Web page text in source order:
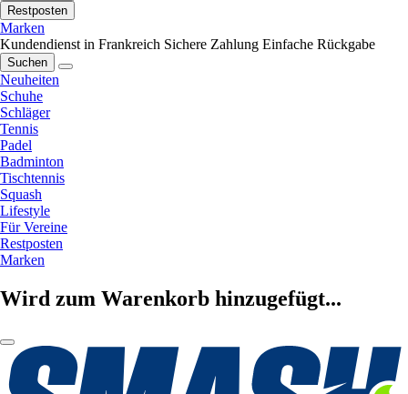
Restposten
Marken
Kundendienst in Frankreich Sichere Zahlung Einfache Rückgabe
Suchen
Neuheiten
Schuhe
Schläger
Tennis
Padel
Badminton
Tischtennis
Squash
Lifestyle
Für Vereine
Restposten
Marken
Wird zum Warenkorb hinzugefügt...